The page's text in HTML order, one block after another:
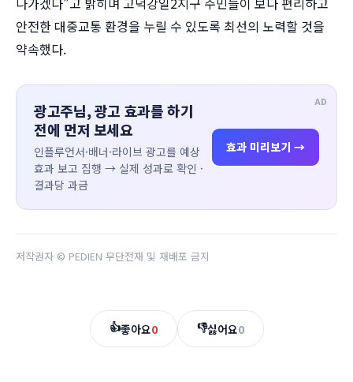
안전한 대중교통 환경을 누릴 수 있도록 최선의 노력할 것을
약속했다.
AD
광고주님, 광고 효과를 하기
전에 먼저 보세요
인플루언서·배너·라이브 광고를 예상
효과 보고 집행 → 실제 성과로 확인 ·
결과당 과금
효과 미리보기 →
저작권자 © PEDIEN 무단전재 및 재배포 금지
👍좋아요0 👎싫어요0